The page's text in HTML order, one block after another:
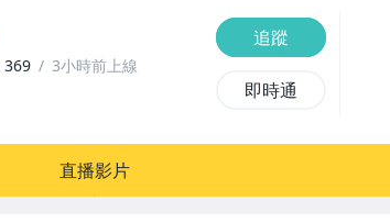
369
3小時前上線
追蹤
即時通
直播影片